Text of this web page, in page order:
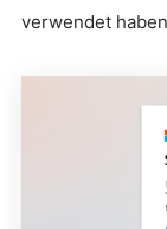
verwendet